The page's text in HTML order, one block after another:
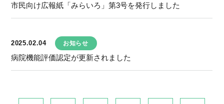
市民向け広報紙「みらいろ」第3号を発行しました
2025.02.04 お知らせ
病院機能評価認定が更新されました